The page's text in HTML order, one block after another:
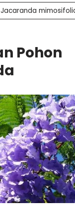
Jacaranda
Pohon